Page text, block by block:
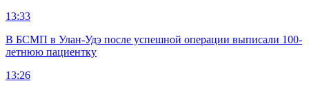
13:33
В БСМП в Улан-Удэ после успешной операции выписали 100-
летнюю пациентку
13:26